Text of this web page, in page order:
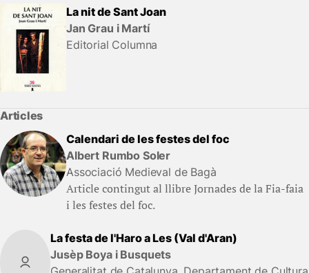
La nit de Sant Joan
Jan Grau i Martí
Editorial Columna
Articles
Calendari de les festes del foc
Albert Rumbo Soler
Associació Medieval de Bagà
Article contingut al llibre Jornades de la Fia-faia
i les festes del foc.
La festa de l'Haro a Les (Val d'Aran)
Jusèp Boya i Busquets